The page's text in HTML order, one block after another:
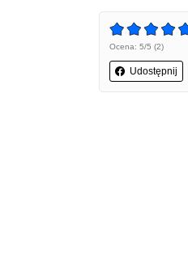
Ocena: 5/5 (2)
Udostępnij